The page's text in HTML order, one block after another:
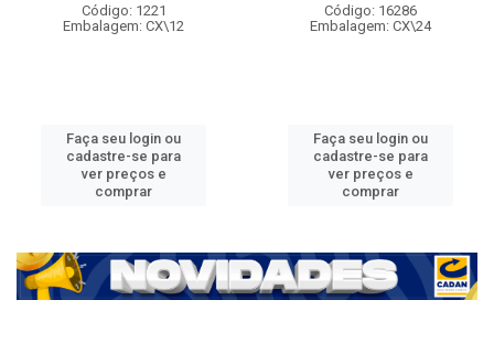
Código: 1221
Embalagem: CX\12
Faça seu login ou
cadastre-se para
ver preços e
comprar
Código: 16286
Embalagem: CX\24
Faça seu login ou
cadastre-se para
ver preços e
comprar